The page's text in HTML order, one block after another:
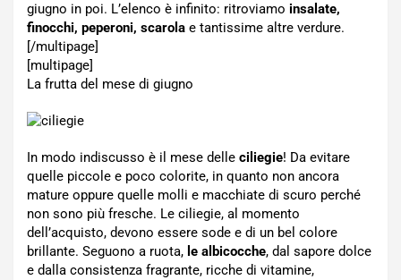
giugno in poi. L’elenco è infinito: ritroviamo insalate,
finocchi, peperoni, scarola e tantissime altre verdure.
[/multipage]
[multipage]
La frutta del mese di giugno
In modo indiscusso è il mese delle ciliegie! Da evitare
quelle piccole e poco colorite, in quanto non ancora
mature oppure quelle molli e macchiate di scuro perché
non sono più fresche. Le ciliegie, al momento
dell’acquisto, devono essere sode e di un bel colore
brillante. Seguono a ruota, le albicocche, dal sapore dolce
e dalla consistenza fragrante, ricche di vitamine,